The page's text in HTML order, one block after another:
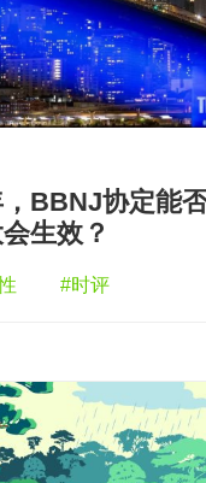
BBNJ协定能
生效？
#时评